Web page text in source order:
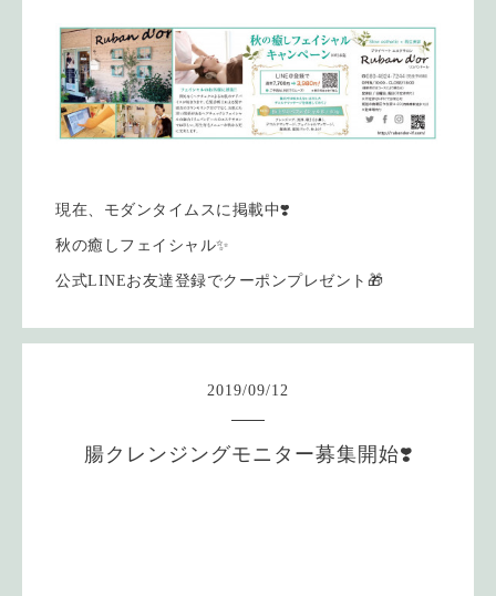
現在、モダンタイムスに掲載中❣️
秋の癒しフェイシャル✨
公式LINEお友達登録でクーポンプレゼント🎁
2019/09/12
腸クレンジングモニター募集開始❣️